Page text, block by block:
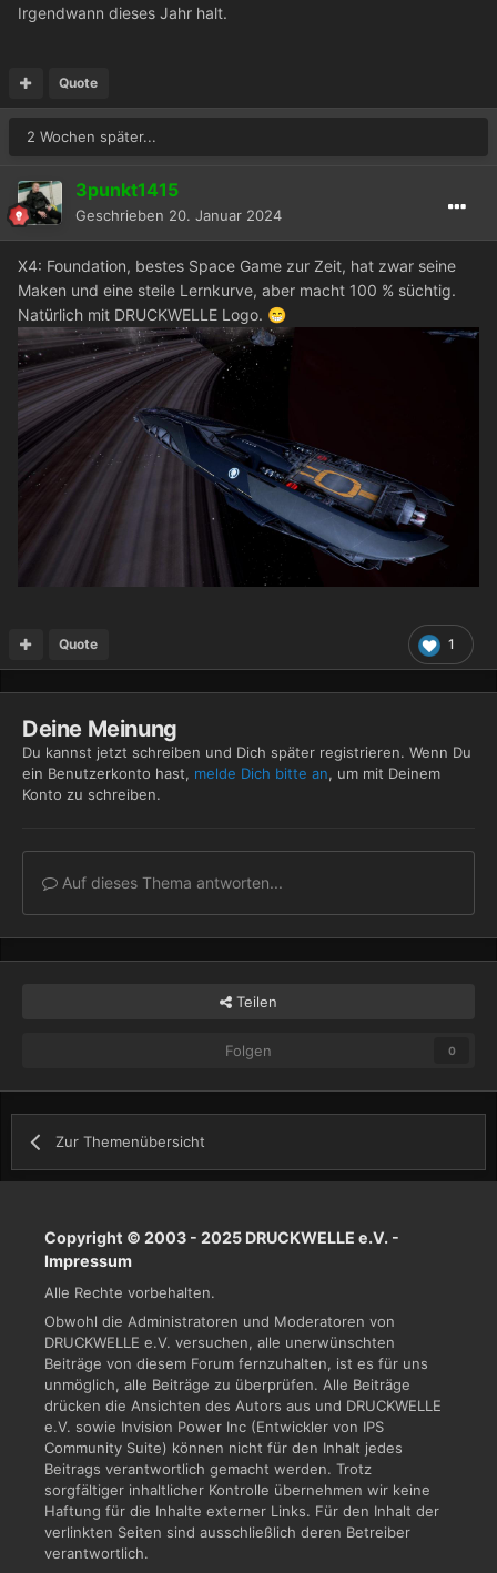
Irgendwann dieses Jahr halt.
Quote
2 Wochen später...
3punkt1415
Geschrieben 20. Januar 2024
X4: Foundation, bestes Space Game zur Zeit, hat zwar seine
Maken und eine steile Lernkurve, aber macht 100 % süchtig.
Natürlich mit DRUCKWELLE Logo. 😁
1
Quote
Deine Meinung
Du kannst jetzt schreiben und Dich später registrieren. Wenn Du
ein Benutzerkonto hast, melde Dich bitte an, um mit Deinem
Konto zu schreiben.
Auf dieses Thema antworten...
Teilen
Folgen 0
Zur Themenübersicht
Copyright © 2003 - 2025 DRUCKWELLE e.V. -
Impressum
Alle Rechte vorbehalten.
Obwohl die Administratoren und Moderatoren von
DRUCKWELLE e.V. versuchen, alle unerwünschten
Beiträge von diesem Forum fernzuhalten, ist es für uns
unmöglich, alle Beiträge zu überprüfen. Alle Beiträge
drücken die Ansichten des Autors aus und DRUCKWELLE
e.V. sowie Invision Power Inc (Entwickler von IPS
Community Suite) können nicht für den Inhalt jedes
Beitrags verantwortlich gemacht werden. Trotz
sorgfältiger inhaltlicher Kontrolle übernehmen wir keine
Haftung für die Inhalte externer Links. Für den Inhalt der
verlinkten Seiten sind ausschließlich deren Betreiber
verantwortlich.